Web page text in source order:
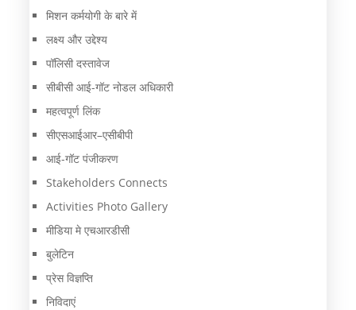
मिशन कर्मयोगी के बारे में
लक्ष्य और उद्देश्य
पॉलिसी दस्तावेज
सीबीसी आई-गॉट नोडल अधिकारी
महत्वपूर्ण लिंक
सीएसआईआर–एसीबीपी
आई-गॉट पंजीकरण
Stakeholders Connects
Activities Photo Gallery
मीडिया मे एचआरडीसी
बुलेटिन
प्रेस विज्ञप्ति
निविदाएं